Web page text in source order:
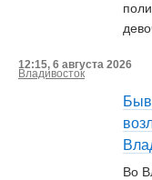
12:15, 6 августа 2026
Владивосток
Во